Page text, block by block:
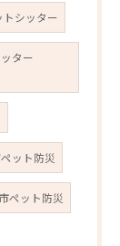
トシッター
ター
ット防災
ペット防災